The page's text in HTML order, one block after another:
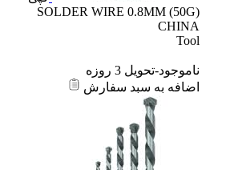
SOLDER WIRE 0.8MM (50G)
CHINA
Tool
ناموجود-تحویل 3 روزه
اضافه به سبد سفارش